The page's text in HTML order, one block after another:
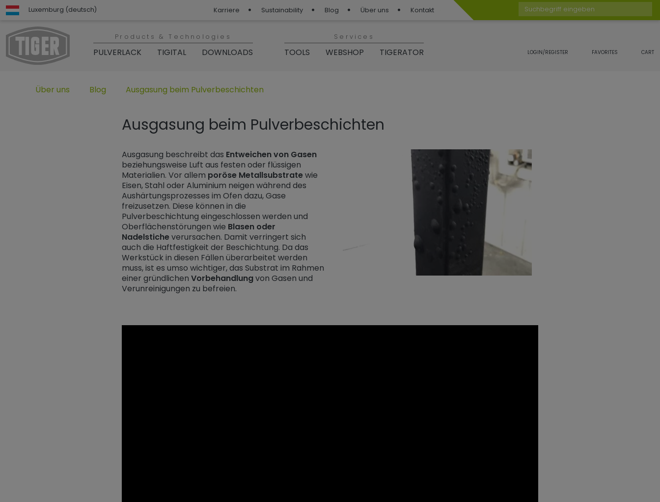
Luxemburg (deutsch) Karriere Sustainability Blog Über uns Kontakt
Suchbegriff eingeben
Products & Technologies
PULVERLACK TIGITAL DOWNLOADS
Services
TOOLS WEBSHOP TIGERATOR LOGIN/REGISTER FAVORITES CART
Untermenü öffnen für „www.tiger-coatings.com“
Über uns Untermenü öffnen für „TIGER Group“
Blog Untermenü öffnen für „TIGER Blog“
Ausgasung beim Pulverbeschichten
Ausgasung beim Pulverbeschichten
Ausgasung beschreibt das Entweichen von Gasen
beziehungsweise Luft aus festen oder flüssigen
Materialien. Vor allem poröse Metallsubstratewie
Eisen, Stahl oder Aluminium neigen während des
Aushärtungsprozesses im Ofen dazu, Gase
freizusetzen. Diese können in die
Pulverbeschichtung eingeschlossen werden und
Oberflächenstörungen wie Blasen oder
Nadelsticheverursachen. Damit verringert sich
auch die Haftfestigkeit der Beschichtung. Da das
Werkstück in diesen Fällen überarbeitet werden
muss, ist es umso wichtiger, das Substrat im Rahmen
einer gründlichen Vorbehandlungvon Gasen und
Verunreinigungen zu befreien.